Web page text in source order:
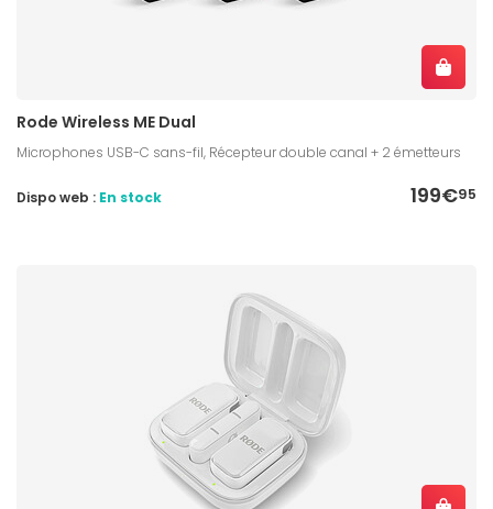
Rode Wireless ME Dual
Microphones USB-C sans-fil, Récepteur double canal + 2 émetteurs
199€95
Dispo web : En stock